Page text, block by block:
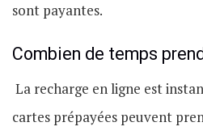
sont payantes.
Combien de temps
La recharge en ligne est
cartes prépayées peuvent